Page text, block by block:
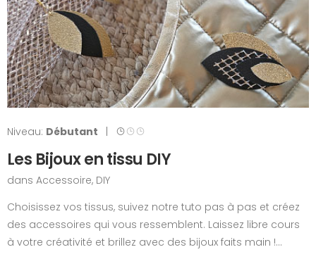
Niveau: Débutant |
Les Bijoux en tissu DIY
dans Accessoire, DIY
Choisissez vos tissus, suivez notre tuto pas à pas et créez
des accessoires qui vous ressemblent. Laissez libre cours
à votre créativité et brillez avec des bijoux faits main !...